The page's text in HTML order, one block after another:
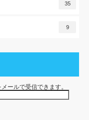
35
9
ールで受信できます。